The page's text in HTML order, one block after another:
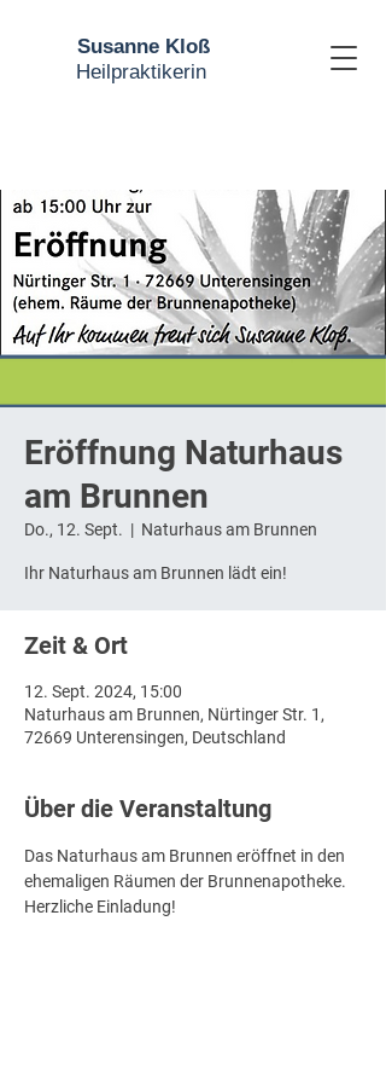
Susanne Kloß
Heilpraktikerin
Eröffnung Naturhaus
am Brunnen
Do., 12. Sept.
  |
Naturhaus am Brunnen
Ihr Naturhaus am Brunnen lädt ein!
Zeit & Ort
12. Sept. 2024, 15:00
Naturhaus am Brunnen, Nürtinger Str. 1,
72669 Unterensingen, Deutschland
Über die Veranstaltung
Das Naturhaus am Brunnen eröffnet in den
ehemaligen Räumen der Brunnenapotheke.
Herzliche Einladung!